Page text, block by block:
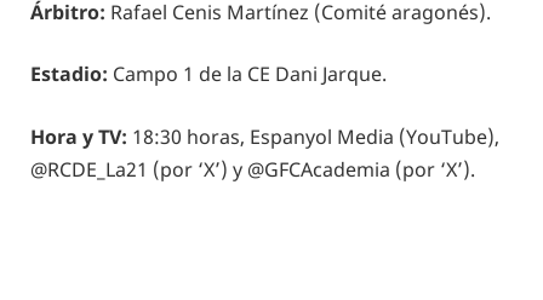
Árbitro: Rafael Cenis Martínez (Comité aragonés).
Estadio: Campo 1 de la CE Dani Jarque.
Hora y TV: 18:30 horas, Espanyol Media (YouTube),
@RCDE_La21 (por ‘X’) y @GFCAcademia (por ‘X’).